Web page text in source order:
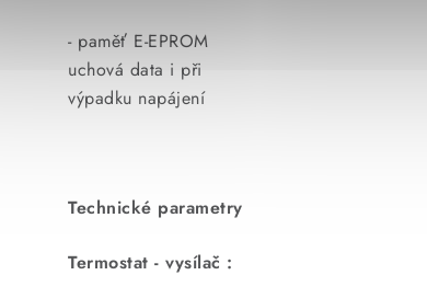
- paměť E-EPROM
uchová data i při
výpadku napájení
Technické parametry
Termostat - vysílač :